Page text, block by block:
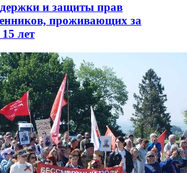
и защиты прав
проживающих за
лет